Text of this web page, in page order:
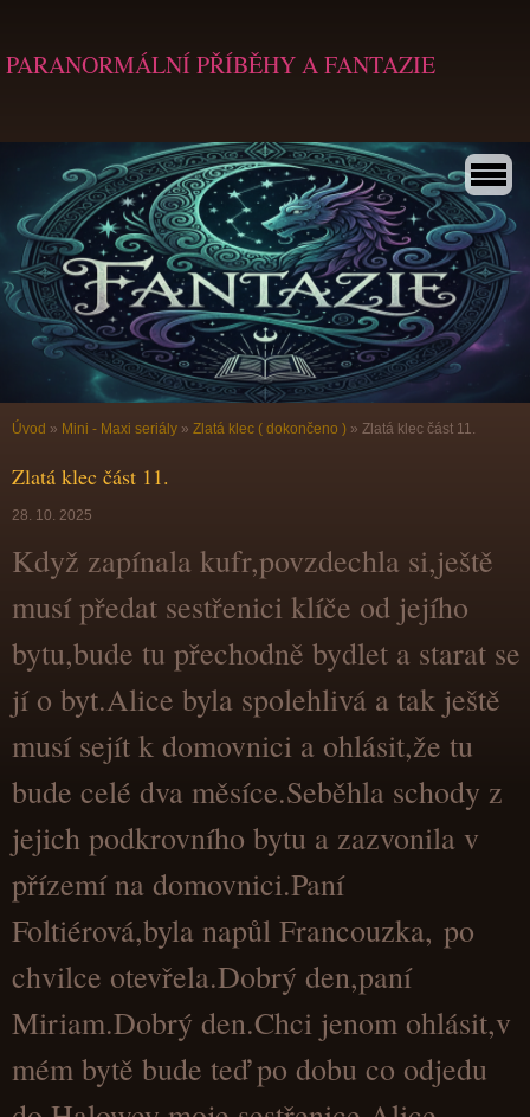
PARANORMÁLNÍ PŘÍBĚHY A FANTAZIE
Úvod » Mini - Maxi seriály » Zlatá klec ( dokončeno ) » Zlatá klec část 11.
Zlatá klec část 11.
28. 10. 2025
Když zapínala kufr,povzdechla si,ještě
musí předat sestřenici klíče od jejího
bytu,bude tu přechodně bydlet a starat se
jí o byt.Alice byla spolehlivá a tak ještě
musí sejít k domovnici a ohlásit,že tu
bude celé dva měsíce.Seběhla schody z
jejich podkrovního bytu a zazvonila v
přízemí na domovnici.Paní
Foltiérová,byla napůl Francouzka, po
chvilce otevřela.Dobrý den,paní
Miriam.Dobrý den.Chci jenom ohlásit,v
mém bytě bude teď po dobu co odjedu